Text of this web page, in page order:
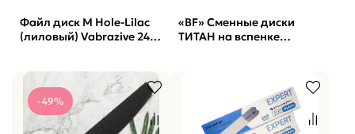
Файл диск M Hole-Lilac
(лиловый) Vabrazive 240
«BF» Сменные диски
ТИТАН на вспенке
-49%